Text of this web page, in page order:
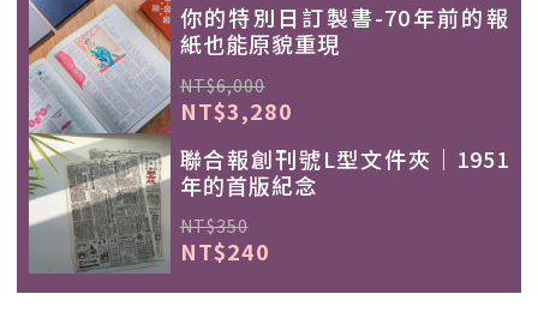
你的特別日訂製書-70年前的報
紙也能原貌重現
NT$6,000
NT$3,280
聯合報創刊號L型文件夾｜1951
年的首版紀念
NT$350
NT$240